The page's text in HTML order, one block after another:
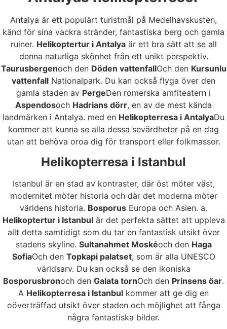
Antalya är ett populärt turistmål på Medelhavskusten,
känd för sina vackra stränder, fantastiska berg och gamla
ruiner. Helikoptertur i Antalyaär ett bra sätt att se all
denna naturliga skönhet från ett unikt perspektiv.
Taurusbergenoch den Döden vattenfallOch den Kursunlu
vattenfall Nationalpark. Du kan också flyga över den
gamla staden av PergeDen romerska amfiteatern i
Aspendosoch Hadrians dörr, en av de mest kända
landmärken i Antalya. med en Helikopterresa i AntalyaDu
kommer att kunna se alla dessa sevärdheter på en dag
utan att behöva oroa dig för transport eller folkmassor.
Helikopterresa i Istanbul
Istanbul är en stad av kontraster, där öst möter väst,
modernitet möter historia och där det moderna möter
världens historia. Bosporus Europa och Asien. a.
Helikoptertur i Istanbulär det perfekta sättet att uppleva
allt detta samtidigt som du tar en fantastisk utsikt över
stadens skyline. Sultanahmet Moskéoch den Haga
SofiaOch den Topkapi palatset, som är alla UNESCO
världsarv. Du kan också se den ikoniska
Bosporusbronoch den Galata tornOch den Prinsens öar.
A Helikopterresa i Istanbul kommer att ge dig en
oöverträffad utsikt över staden och möjlighet att fånga
några fantastiska bilder.